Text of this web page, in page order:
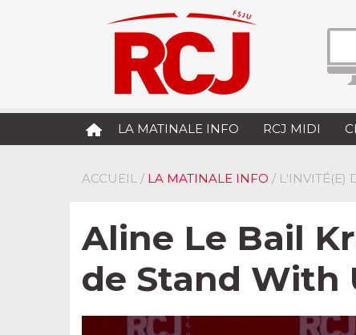
LA MATINALE INFO RCJ MIDI
ACCUEIL / LA MATINALE INFO / L'INVITÉ(E)
Aline Le Bail
de Stand With